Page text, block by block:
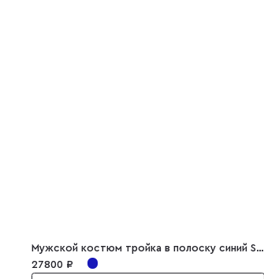
Мужской костюм тройка в полоску синий Sergio
27800 ₽